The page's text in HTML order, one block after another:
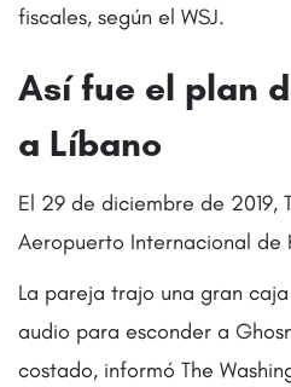
fiscales, según el WSJ.
Así fue el plan
a Líbano
El 29 de diciembre de 2019,
Aeropuerto Internacional de
La pareja trajo una gran
audio para esconder a
costado, informó The